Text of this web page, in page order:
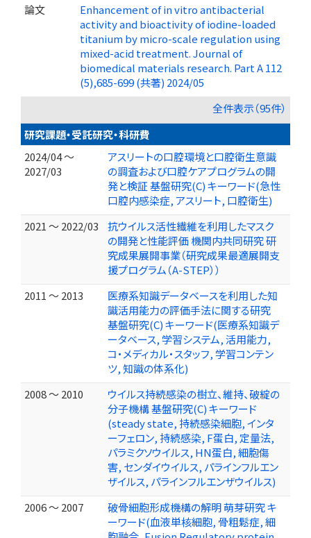
論文
Enhancement of in vitro antibacterial
activity and bioactivity of iodine-loaded
titanium by micro-scale regulation using
mixed-acid treatment. Journal of
biomedical materials research. Part A 112
(5),685-699 (共著) 2024/05
全件表示（95件）
研究課題・受託研究・科研費
2024/04 ～
2027/03
アスリートの口腔環境と口腔衛生意識
の調査および口腔ケアプログラムの開
発と検証 基盤研究(C) キーワード(急性
口腔内感染症, アスリート, 口腔衛生)
2021 ～ 2022/03
抗ウイルス活性繊維を利用したマスク
の開発と性能評価 機関内共同研究 研
究成果展開事業（研究成果最適展開支
援プログラム（A-STEP））
2011 ～ 2013
医療系知識データベースを利用した知
識活用能力の評価手法に関する研究
基盤研究(C) キーワード(医療系知識デ
ータベース, 学習システム, 活用能力,
コ・メディカル・スタッフ, 学習コンテン
ツ, 知識の体系化)
2008 ～ 2010
ウイルス持続感染の樹立、維持、破綻の
分子機構 基盤研究(C) キーワード
(steady state, 持続感染細胞, インタ
ーフェロン, 持続感染, F蛋白, 定量法,
パラミクソウイルス, HN蛋白, 細胞傷
害, センダイウイルス, パラインフルエン
ザイルス, パラインフルエンザウイルス)
2006 ～ 2007
破骨細胞形成機構の解明 萌芽研究 キ
ーワード(血液単核細胞, 骨粗鬆症, 細